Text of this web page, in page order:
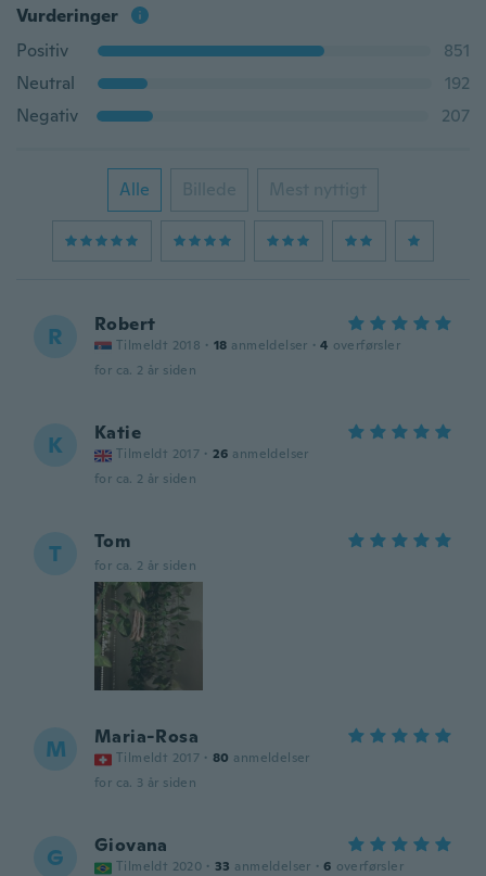
Vurderinger
Positiv
851
Neutral
192
Negativ
207
Alle Billede Mest nyttigt
R Robert
Tilmeldt 2018 · 18 anmeldelser · 4 overførsler
for ca. 2 år siden
K Katie
Tilmeldt 2017 · 26 anmeldelser
for ca. 2 år siden
T Tom
for ca. 2 år siden
M Maria-Rosa
Tilmeldt 2017 · 80 anmeldelser
for ca. 3 år siden
G Giovana
Tilmeldt 2020 · 33 anmeldelser · 6 overførsler